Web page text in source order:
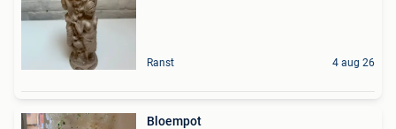
Ranst 4 aug 26
Bloempot